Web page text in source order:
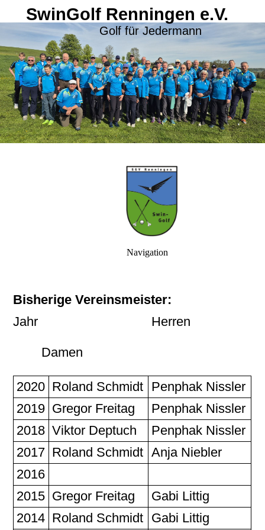
SwinGolf Renningen e.V.
Golf für Jedermann
Navigation
Bisherige Vereinsmeister:
Jahr Herren
Damen
2020 Roland Schmidt Penphak Nissler
2019 Gregor Freitag
Penphak Nissler
2018 Viktor Deptuch
Penphak Nissler
2017 Roland Schmidt Anja Niebler
2016
2015 Gregor Freitag
Gabi Littig
2014 Roland Schmidt Gabi Littig